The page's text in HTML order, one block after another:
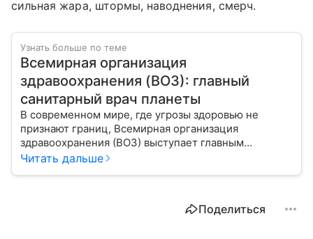
сильная жара, штормы, наводнения, смерч.
Узнать больше по теме
Всемирная организация
здравоохранения (ВОЗ): главный
санитарный врач планеты
В современном мире, где угрозы здоровью не
признают границ, Всемирная организация
здравоохранения (ВОЗ) выступает главным
координатором глобального здравоохранения. Эта
миллиардов людей. Как устроен этот «командный
Читать дальше
Поделиться